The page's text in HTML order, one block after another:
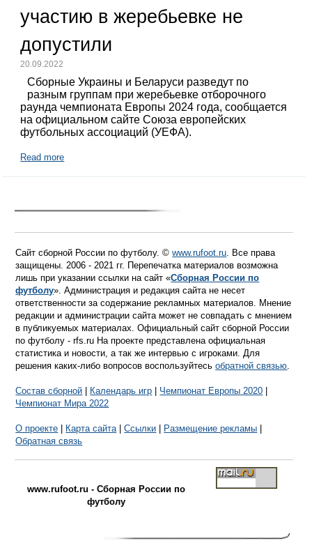
участию в жеребьевке не
допустили
20.09.2022
Сборные Украины и Беларуси разведут по
разным группам при жеребьевке отборочного
раунда чемпионата Европы 2024 года, сообщается
на официальном сайте Союза европейских
футбольных ассоциаций (УЕФА).
Read more
Сайт сборной России по футболу. ©www.rufoot.ru. Все права
защищены. 2006 - 2021 гг. Перепечатка материалов возможна
лишь при указании ссылки на сайт «Сборная России по
футболу». Администрация и редакция сайта не несет
ответственности за содержание рекламных материалов. Мнение
редакции и администрации сайта может не совпадать с мнением
в публикуемых материалах. Официальный сайт сборной России
по футболу - rfs.ru На проекте представлена официальная
статистика и новости, а так же интервью с игроками. Для
решения каких-либо вопросов воспользуйтесьобратной связью.
Состав сборной Календарь игр Чемпионат Европы 2020
Чемпионат Мира 2022
О проекте Карта сайта|Ссылки Размещение рекламы
Обратная связь
www.rufoot.ru - Сборная России по
футболу